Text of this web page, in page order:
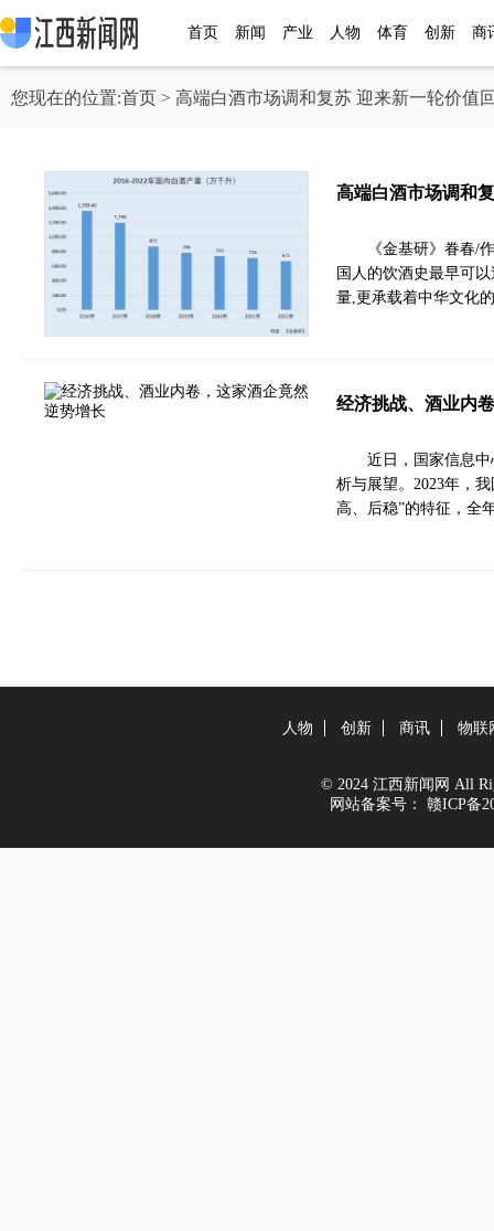
首页 新闻 产业 人物 体育 创新 商
您现在的位置:首页 > 高端白酒市场调和复苏 迎来新一轮价值
高端白酒市场调和
《金基研》眷春/
国人的饮酒史最早可
量,更承载着中华文化
经济挑战、酒业内
近日，国家信息
析与展望。2023年，
高、后稳”的特征，全
人物 创新 商讯 物联
© 2024 江西新闻网 All
网站备案号：
赣ICP备